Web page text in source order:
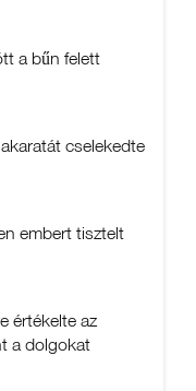
a bűn felett
cselekedte
embert tisztelt
értékelte az
a dolgokat